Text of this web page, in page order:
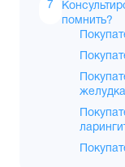
помнить?
желудка